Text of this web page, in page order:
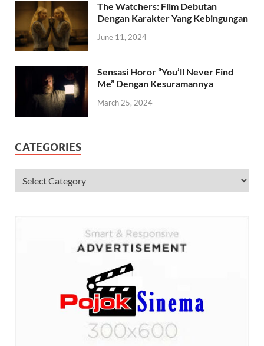
The Watchers: Film Debutan
Dengan Karakter Yang Kebingungan
June 11, 2024
Sensasi Horor “You’ll Never Find
Me” Dengan Kesuramannya
March 25, 2024
CATEGORIES